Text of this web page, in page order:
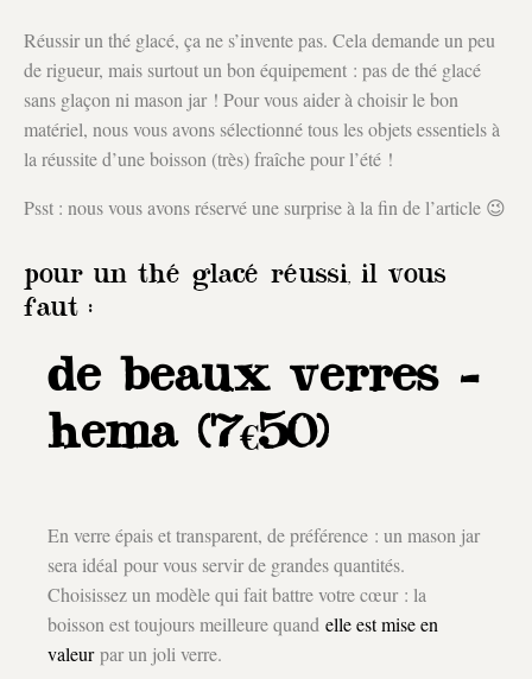
Réussir un thé glacé, ça ne s’invente pas. Cela demande un peu
de rigueur, mais surtout un bon équipement : pas de thé glacé
sans glaçon ni mason jar ! Pour vous aider à choisir le bon
matériel, nous vous avons sélectionné tous les objets essentiels à
la réussite d’une boisson (très) fraîche pour l’été !
Psst : nous vous avons réservé une surprise à la fin de l’article 😉
pour un thé glacé réussi, il vous
faut :
de beaux verres –
hema (7€50)
En verre épais et transparent, de préférence : un mason jar
sera idéal pour vous servir de grandes quantités.
Choisissez un modèle qui fait battre votre cœur : la
boisson est toujours meilleure quand elle est mise en
valeurpar un joli verre.